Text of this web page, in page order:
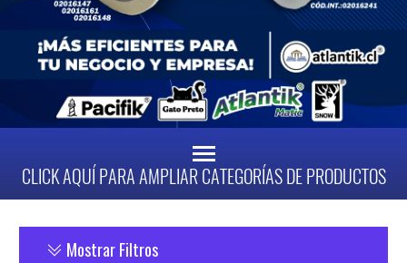
CLICK AQUÍ PARA AMPLIAR CATEGORÍAS DE PRODUCTOS
Mostrar Filtros